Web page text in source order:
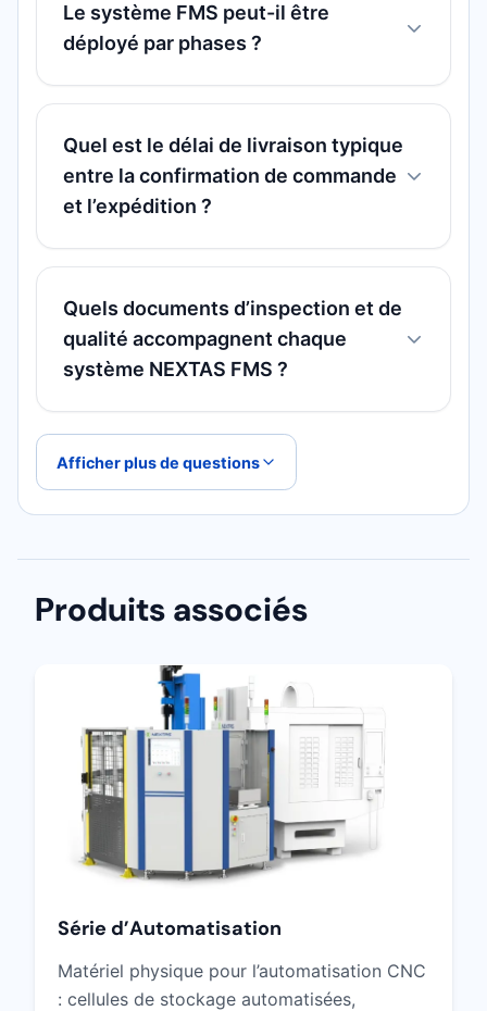
Le système FMS peut-il être
déployé par phases ?
Quel est le délai de livraison typique
entre la confirmation de commande
et l’expédition ?
Quels documents d’inspection et de
qualité accompagnent chaque
système NEXTAS FMS ?
Afficher plus de questions
Produits associés
Série d’Automatisation
Matériel physique pour l’automatisation CNC
: cellules de stockage automatisées,